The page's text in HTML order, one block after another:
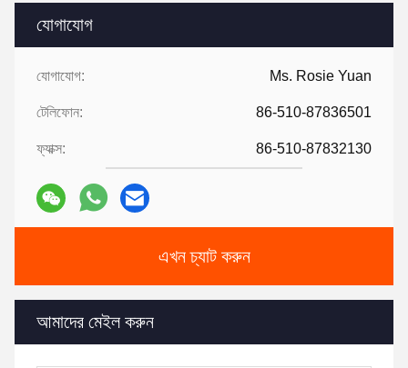
যোগাযোগ
যোগাযোগ: Ms. Rosie Yuan
টেলিফোন: 86-510-87836501
ফ্যাক্স: 86-510-87832130
এখন চ্যাট করুন
আমাদের মেইল ​​করুন